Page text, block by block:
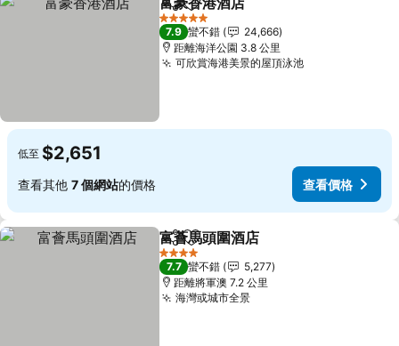
分享 加入我的最愛
5 星級
7.9 蠻不錯
24,666
距離海洋公園 3.8 公里
可欣賞海港美景的屋頂泳池
低至 $2,651
查看其他 7 個網站的價格 查看價格
分享 加入我的最愛
富薈馬頭圍酒店
4 星級
7.7 蠻不錯
5,277
距離將軍澳 7.2 公里
海灣或城市全景